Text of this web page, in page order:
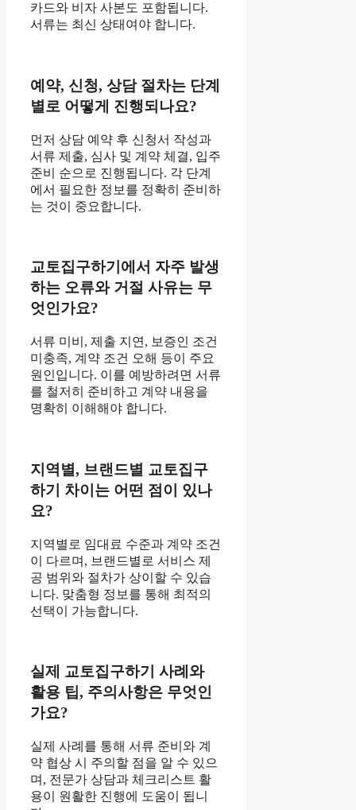
카드와 비자 사본도 포함됩니다.
서류는 최신 상태여야 합니다.
예약, 신청, 상담 절차는 단계
별로 어떻게 진행되나요?
먼저 상담 예약 후 신청서 작성과
서류 제출, 심사 및 계약 체결, 입주
준비 순으로 진행됩니다. 각 단계
에서 필요한 정보를 정확히 준비하
는 것이 중요합니다.
교토집구하기에서 자주 발생
하는 오류와 거절 사유는 무
엇인가요?
서류 미비, 제출 지연, 보증인 조건
미충족, 계약 조건 오해 등이 주요
원인입니다. 이를 예방하려면 서류
를 철저히 준비하고 계약 내용을
명확히 이해해야 합니다.
지역별, 브랜드별 교토집구
하기 차이는 어떤 점이 있나
요?
지역별로 임대료 수준과 계약 조건
이 다르며, 브랜드별로 서비스 제
공 범위와 절차가 상이할 수 있습
니다. 맞춤형 정보를 통해 최적의
선택이 가능합니다.
실제 교토집구하기 사례와
활용 팁, 주의사항은 무엇인
가요?
실제 사례를 통해 서류 준비와 계
약 협상 시 주의할 점을 알 수 있으
며, 전문가 상담과 체크리스트 활
용이 원활한 진행에 도움이 됩니